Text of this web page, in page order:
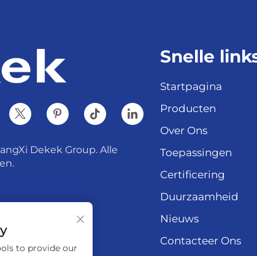
Dekek Group. Alle
Snelle
Startpagina
Producten
Over Ons
Toepassingen
Certificering
Duurzaamheid
Nieuws
Contacteer Ons
to provide our